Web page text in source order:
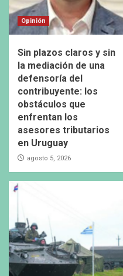
Opinión
Sin plazos claros y sin
la mediación de una
defensoría del
contribuyente: los
obstáculos que
enfrentan los
asesores tributarios
en Uruguay
agosto 5, 2026